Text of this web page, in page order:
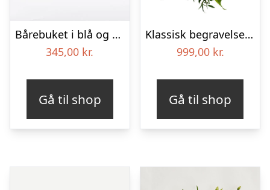
Bårebuket i blå og hvide nuancer – Blomster til begravelse
345,00 kr.
Gå til shop
Klassisk begravelses­krans
999,00 kr.
Gå til shop